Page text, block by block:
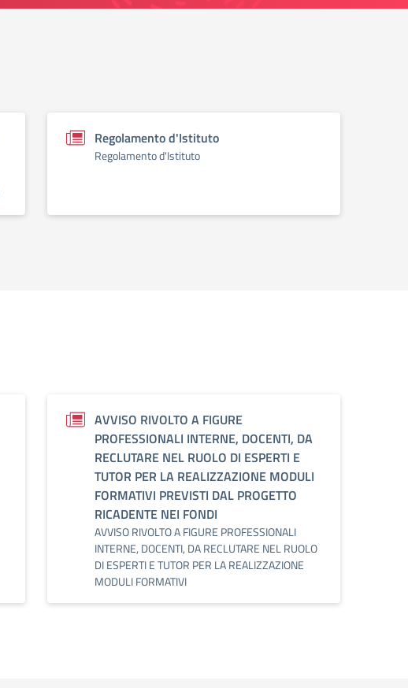
Regolamento d'Istituto
Regolamento d'Istituto
AVVISO RIVOLTO A FIGURE
PROFESSIONALI INTERNE, DOCENTI, DA
RECLUTARE NEL RUOLO DI ESPERTI E
TUTOR PER LA REALIZZAZIONE MODULI
FORMATIVI PREVISTI DAL PROGETTO
RICADENTE NEI FONDI
AVVISO RIVOLTO A FIGURE PROFESSIONALI
INTERNE, DOCENTI, DA RECLUTARE NEL RUOLO
DI ESPERTI E TUTOR PER LA REALIZZAZIONE
MODULI FORMATIVI